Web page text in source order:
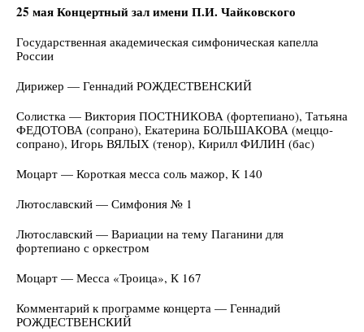
25 мая Концертный зал имени П.И. Чайковского
Государственная академическая симфоническая капелла
России
Дирижер — Геннадий РОЖДЕСТВЕНСКИЙ
Солистка — Виктория ПОСТНИКОВА (фортепиано), Татьяна
ФЕДОТОВА (сопрано), Екатерина БОЛЬШАКОВА (меццо-
сопрано), Игорь ВЯЛЫХ (тенор), Кирилл ФИЛИН (бас)
Моцарт — Короткая месса соль мажор, К 140
Лютославский — Симфония № 1
Лютославский — Вариации на тему Паганини для
фортепиано с оркестром
Моцарт — Месса «Троица», К 167
Комментарий к программе концерта — Геннадий
РОЖДЕСТВЕНСКИЙ